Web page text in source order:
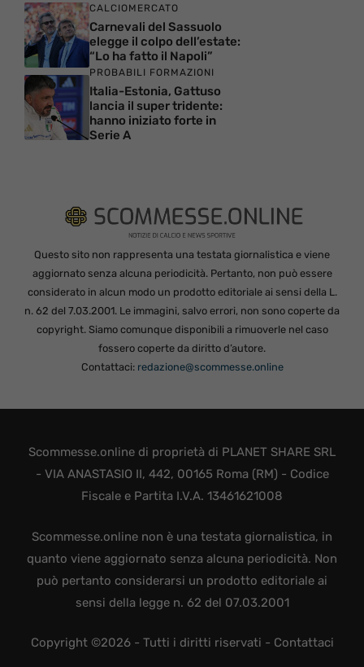
CALCIOMERCATO
Carnevali del Sassuolo
elegge il colpo dell’estate:
“Lo ha fatto il Napoli”
PROBABILI FORMAZIONI
Italia-Estonia, Gattuso
lancia il super tridente:
hanno iniziato forte in
Serie A
Questo sito non rappresenta una testata giornalistica e viene
aggiornato senza alcuna periodicità. Pertanto, non può essere
considerato in alcun modo un prodotto editoriale ai sensi della L.
n. 62 del 7.03.2001. Le immagini, salvo errori, non sono coperte da
copyright. Siamo comunque disponibili a rimuoverle nel caso
fossero coperte da diritto d’autore.
Contattaci: redazione@scommesse.online
Scommesse.online di proprietà di PLANET SHARE SRL
- VIA ANASTASIO II, 442, 00165 Roma (RM) - Codice
Fiscale e Partita I.V.A. 13461621008
Scommesse.online non è una testata giornalistica, in
quanto viene aggiornato senza alcuna periodicità. Non
può pertanto considerarsi un prodotto editoriale ai
sensi della legge n. 62 del 07.03.2001
Copyright ©2026 - Tutti i diritti riservati - Contattaci